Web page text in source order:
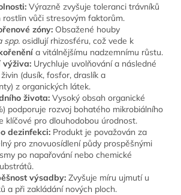
Výrazně zvyšuje toleranci trávníků
rostlin vůči stresovým faktorům.
zóny: Obsažené houby
spp. osidlují rhizosféru, což vede k
a vitálnějšímu nadzemnímu růstu.
výživa: Urychluje uvolňování a následné
(dusík, fosfor, draslík a
z organických látek.
života: Vysoký obsah organické
podporuje rozvoj bohatého mikrobiálního
klíčové pro dlouhodobou úrodnost.
dezinfekci: Produkt je považován za
pro znovuosídlení půdy prospěšnými
po napařování nebo chemické
výsadby: Zvyšuje míru ujmutí u
a při zakládání nových ploch.